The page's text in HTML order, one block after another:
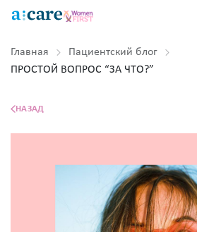
Главная
Пациентский блог
ПРОСТОЙ ВОПРОС “ЗА ЧТО?”
НАЗАД